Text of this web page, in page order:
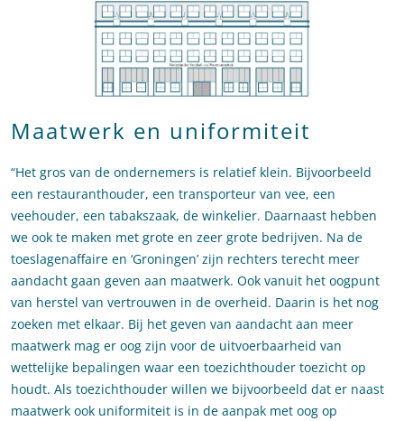
Maatwerk en uniformiteit
“Het gros van de ondernemers is relatief klein. Bijvoorbeeld
een restauranthouder, een transporteur van vee, een
veehouder, een tabakszaak, de winkelier. Daarnaast hebben
we ook te maken met grote en zeer grote bedrijven. Na de
toeslagenaffaire en ‘Groningen’ zijn rechters terecht meer
aandacht gaan geven aan maatwerk. Ook vanuit het oogpunt
van herstel van vertrouwen in de overheid. Daarin is het nog
zoeken met elkaar. Bij het geven van aandacht aan meer
maatwerk mag er oog zijn voor de uitvoerbaarheid van
wettelijke bepalingen waar een toezichthouder toezicht op
houdt. Als toezichthouder willen we bijvoorbeeld dat er naast
maatwerk ook uniformiteit is in de aanpak met oog op